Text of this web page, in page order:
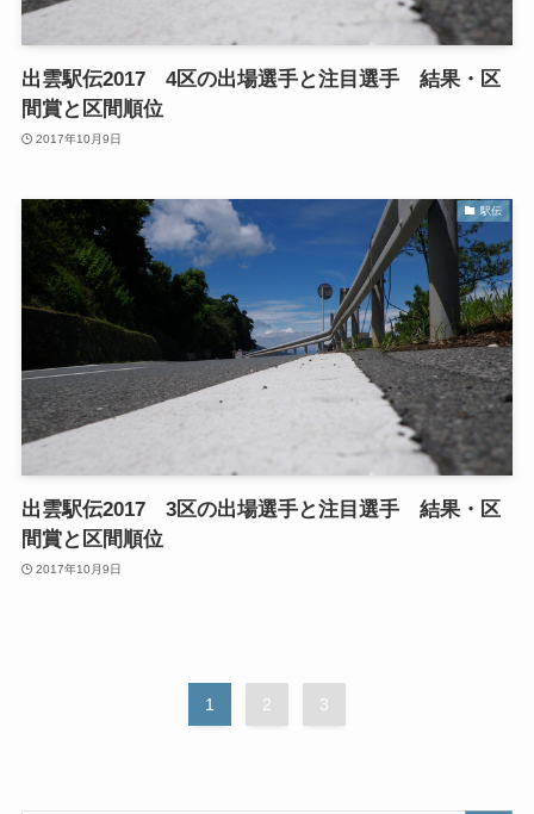
出雲駅伝2017 4区の出場選手と注目選手 結果・区
間賞と区間順位
2017年10月9日
駅伝
出雲駅伝2017 3区の出場選手と注目選手 結果・区
間賞と区間順位
2017年10月9日
1 2 3